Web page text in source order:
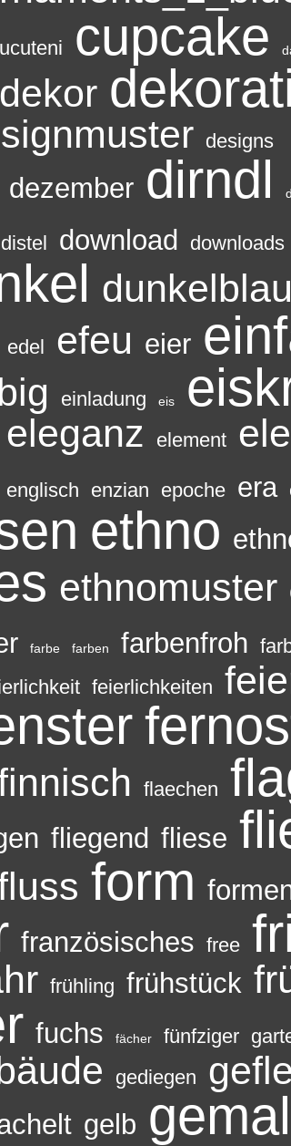
cupcake
dekor
designs
dezember dirndl
distel download downloads
dunkelblau
edel efeu eier
einladung eis
eleganz element
englisch enzian epoche era
ethno
ethnomuster
farbe farben farbenfroh
feierlichkeiten
flaechen
fliegend fliese
form
französisches free
frühling frühstück
fuchs fächer fünfziger
gediegen
gelb